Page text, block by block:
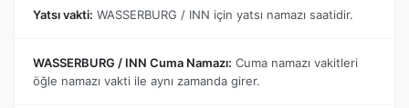
Yatsı vakti: WASSERBURG / INN için yatsı namazı saatidir.
WASSERBURG / INN Cuma Namazı: Cuma namazı vakitleri
öğle namazı vakti ile aynı zamanda girer.